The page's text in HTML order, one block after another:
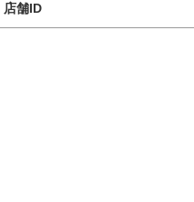
店舗ID